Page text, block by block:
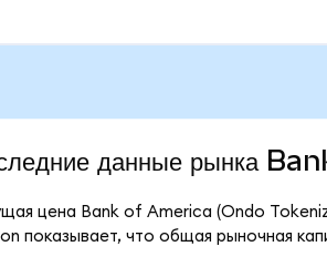
данные рынка
цена Bank of America (Ondo
показывает, что общая рыночная